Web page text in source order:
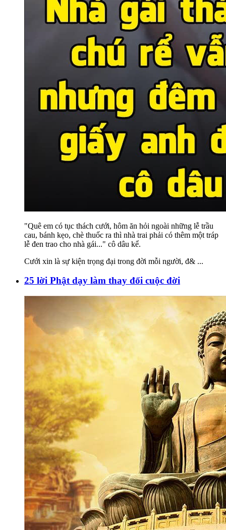
"Quê em có tục thách cưới, hôm ăn hỏi ngoài những lễ trầu
cau, bánh kẹo, chè thuốc ra thì nhà trai phải có thêm một tráp
lễ đen trao cho nhà gái..." cô dâu kể.
Cưới xin là sự kiện trọng đại trong đời mỗi người, đ& ...
25 lời Phật dạy làm thay đổi cuộc đời